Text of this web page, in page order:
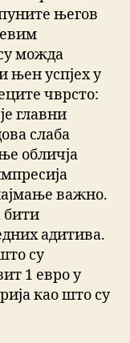
његов
можда
њен успјех у
чврсто:
главни
слаба
обличја
важно.
бити
адитива.
су
1 евро у
као што су